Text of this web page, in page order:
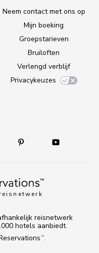
Neem contact met ons op
Mijn boeking
Groepstarieven
Bruiloften
Verlengd verblijf
Privacykeuzes
TM .
reisnetwerk
hotels aanbiedt.